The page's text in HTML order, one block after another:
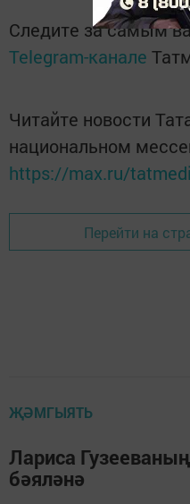
Следите за самым
Telegram-канале
Читайте новости
национальном
https://max.ru/
Перейти на
ҖӘМГЫЯТЬ
Лариса
бәяләнә